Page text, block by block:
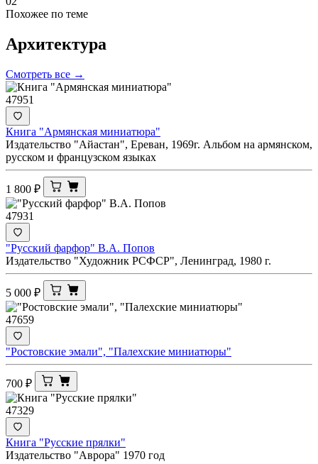
Похожее по теме
Архитектура
Смотреть все →
47951
Книга "Армянская миниатюра"
Издательство "Айастан", Ереван, 1969г. Альбом на армянском,
русском и французском языках
1 800 ₽
47931
"Русский фарфор" В.А. Попов
Издательство "Художник РСФСР", Ленинград, 1980 г.
5 000 ₽
47659
"Ростовские эмали", "Палехские миниатюры"
700 ₽
47329
Книга "Русские прялки"
Издательство "Аврора" 1970 год